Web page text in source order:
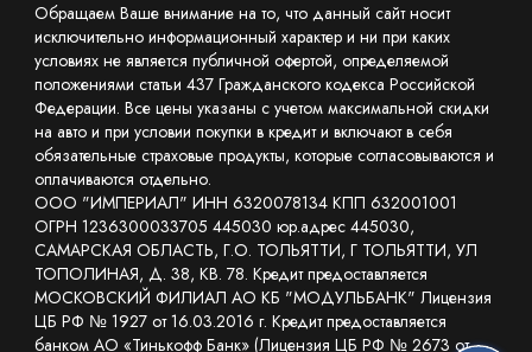
Обращаем Ваше внимание на то, что данный сайт носит
исключительно информационный характер и ни при каких
условиях не является публичной офертой, определяемой
положениями статьи 437 Гражданского кодекса Российской
Федерации. Все цены указаны с учетом максимальной скидки
на авто и при условии покупки в кредит и включают в себя
обязательные страховые продукты, которые согласовываются и
оплачиваются отдельно.
ООО "ИМПЕРИАЛ" ИНН 6320078134 КПП 632001001
ОГРН 1236300033705 445030 юр.адрес 445030,
САМАРСКАЯ ОБЛАСТЬ, Г.О. ТОЛЬЯТТИ, Г ТОЛЬЯТТИ, УЛ
ТОПОЛИНАЯ, Д. 38, КВ. 78. Кредит предоставляется
МОСКОВСКИЙ ФИЛИАЛ АО КБ "МОДУЛЬБАНК" Лицензия
ЦБ РФ № 1927 от 16.03.2016 г. Кредит предоставляется
банком АО «Тинькофф Банк» (Лицензия ЦБ РФ № 2673 от